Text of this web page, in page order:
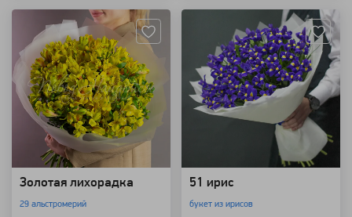
Золотая лихорадка
29 альстромерий
51 ирис
букет из ирисов